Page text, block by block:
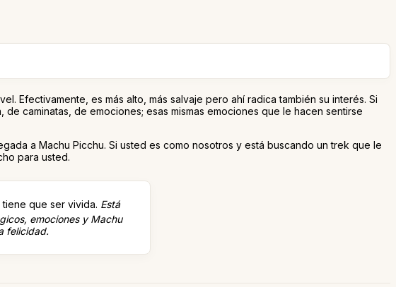
Efectivamente, es más alto, más salvaje pero ahí radica también su interés. Si
caminatas, de emociones; esas mismas emociones que le hacen sentirse
a Machu Picchu. Si usted es como nosotros y está buscando un trek que le
para usted.
que ser vivida. Está
emociones y Machu
felicidad.